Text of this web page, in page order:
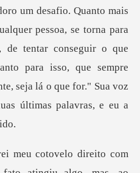
uanto mais
pessoa, se torna para
de tentar conseguir o que
para i